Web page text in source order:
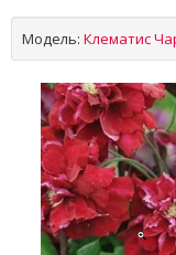
Модель: Клематис